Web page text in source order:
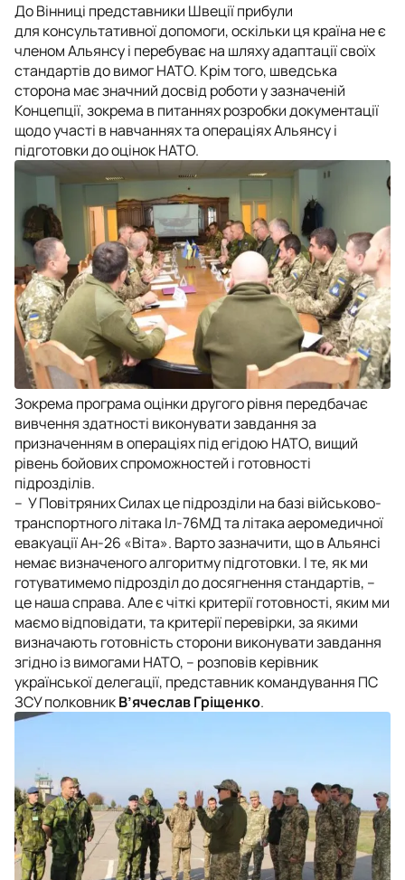
До Вінниці представники Швеції прибули
для консультативної допомоги, оскільки ця країна не є
членом Альянсу і перебуває на шляху адаптації своїх
стандартів до вимог НАТО. Крім того, шведська
сторона має значний досвід роботи у зазначеній
Концепції, зокрема в питаннях розробки документації
щодо участі в навчаннях та операціях Альянсу і
підготовки до оцінок НАТО.
Зокрема програма оцінки другого рівня передбачає
вивчення здатності виконувати завдання за
призначенням в операціях під егідою НАТО, вищий
рівень бойових спроможностей і готовності
підрозділів.
– У Повітряних Силах це підрозділи на базі військово-
транспортного літака Іл-76МД та літака аеромедичної
евакуації Ан-26 «Віта». Варто зазначити, що в Альянсі
немає визначеного алгоритму підготовки. І те, як ми
готуватимемо підрозділ до досягнення стандартів, –
це наша справа. Але є чіткі критерії готовності, яким ми
маємо відповідати, та критерії перевірки, за якими
визначають готовність сторони виконувати завдання
згідно із вимогами НАТО, – розповів керівник
української делегації, представник командування ПС
ЗСУ полковникВ’ячеслав Гріщенко.